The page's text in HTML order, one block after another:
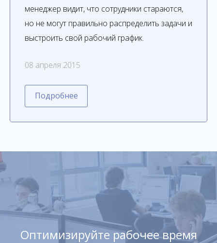
менеджер видит, что сотрудники стараются,
но не могут правильно распределить задачи и
выстроить свой рабочий график.
08 апреля 2015
Подробнее
Оптимизируйте рабочее время